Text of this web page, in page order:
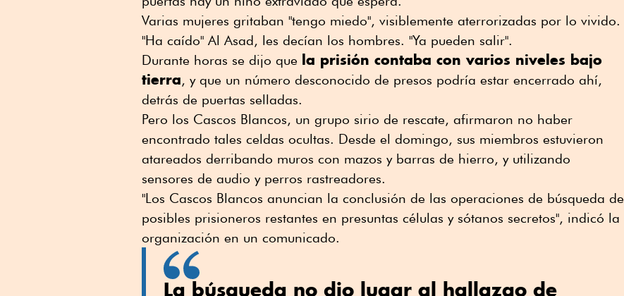
Varias mujeres gritaban "tengo miedo", visiblemente aterrorizadas por lo vivido.
"Ha caído" Al Asad, les decían los hombres. "Ya pueden salir".
Durante horas se dijo que la prisión contaba con varios niveles bajo
tierra, y que un número desconocido de presos podría estar encerrado ahí,
detrás de puertas selladas.
Pero los Cascos Blancos, un grupo sirio de rescate, afirmaron no haber
encontrado tales celdas ocultas. Desde el domingo, sus miembros estuvieron
atareados derribando muros con mazos y barras de hierro, y utilizando
sensores de audio y perros rastreadores.
"Los Cascos Blancos anuncian la conclusión de las operaciones de búsqueda de
posibles prisioneros restantes en presuntas células y sótanos secretos", indicó la
organización en un comunicado.
La búsqueda no dio lugar al hallazgo de